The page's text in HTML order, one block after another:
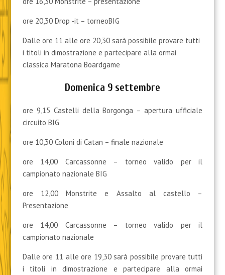
ore 20,30 Drop -it – torneoBIG
Dalle ore 11 alle ore 20,30 sarà possibile provare tutti
i titoli in dimostrazione e partecipare alla ormai
classica Maratona Boardgame
Domenica 9 settembre
ore 9,15 Castelli della Borgonga – apertura ufficiale
circuito BIG
ore 10,30 Coloni di Catan – finale nazionale
ore 14,00 Carcassonne – torneo valido per il
campionato nazionale BIG
ore 12,00 Monstrite e Assalto al castello –
Presentazione
ore 14,00 Carcassonne – torneo valido per il
campionato nazionale
Dalle ore 11 alle ore 19,30 sarà possibile provare tutti
i titoli in dimostrazione e partecipare alla ormai